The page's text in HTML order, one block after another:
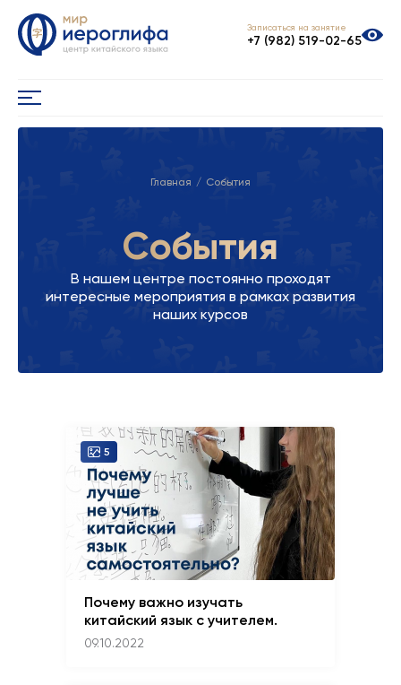
Записаться на занятие
+7 (982) 519-02-65
Главная События
События
В нашем центре постоянно проходят
интересные мероприятия в рамках развития
наших курсов
5
Почему важно изучать
китайский язык с учителем.
09.10.2022